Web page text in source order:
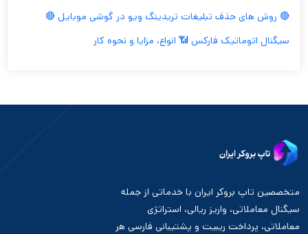
🔴 روش های حذف تبلیغات تریدینگ ویو در گوشی موبایل 🔴
سیگنال اتوماتیک فارکس 📶 انواع، مزایا و نحوه کار
متخصصین تاپ بروکر ایران با خدماتی از جمله
سیگنال معاملاتی، واریز ریالی، استراتژی
معاملاتی، پرداخت ریبیت و پشتیبانی فارسی هر